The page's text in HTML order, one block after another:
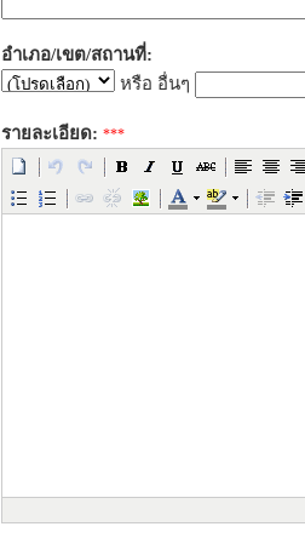
อำเภอ/เขต/สถานที่:
หรือ อื่นๆ
รายละเอียด: ***